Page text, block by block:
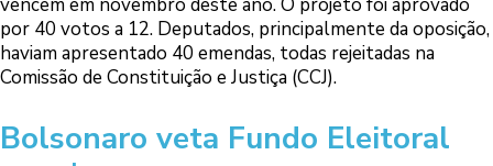
por 40 votos a 12. Deputados, principalmente da oposição,
haviam apresentado 40 emendas, todas rejeitadas na
Comissão de Constituição e Justiça (CCJ).
Bolsonaro veta Fundo Eleitoral